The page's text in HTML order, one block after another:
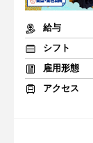
給与
シフト
雇用形態
アクセス